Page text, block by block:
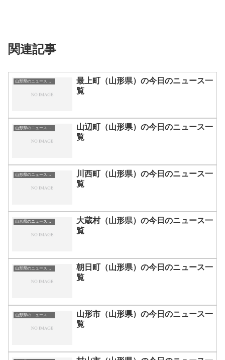
関連記事
山形県のニュース一覧
最上町（山形県）の今日のニュース一
覧
山形県のニュース一覧
山辺町（山形県）の今日のニュース一
覧
山形県のニュース一覧
川西町（山形県）の今日のニュース一
覧
山形県のニュース一覧
大蔵村（山形県）の今日のニュース一
覧
山形県のニュース一覧
朝日町（山形県）の今日のニュース一
覧
山形県のニュース一覧
山形市（山形県）の今日のニュース一
覧